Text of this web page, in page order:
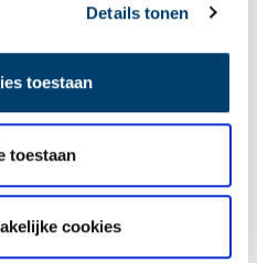
Details tonen
toestaan
toestaan
cookies
het meer
langs de Hoofdvaart en